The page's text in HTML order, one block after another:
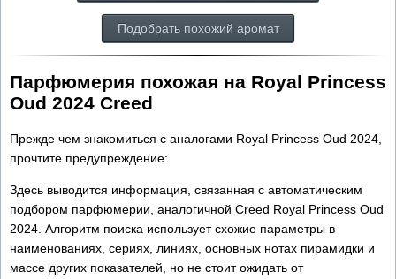
Подобрать похожий аромат
Парфюмерия похожая на Royal Princess
Oud 2024 Creed
Прежде чем знакомиться с аналогами Royal Princess Oud 2024,
прочтите предупреждение:
Здесь выводится информация, связанная с автоматическим
подбором парфюмерии, аналогичной Creed Royal Princess Oud
2024. Алгоритм поиска использует схожие параметры в
наименованиях, сериях, линиях, основных нотах пирамидки и
массе других показателей, но не стоит ожидать от